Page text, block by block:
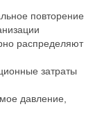
повторение
распределяют
затраты
давление,